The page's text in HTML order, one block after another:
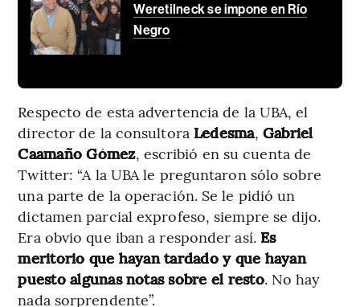
Weretilneck se impone en Río
Negro
Respecto de esta advertencia de la UBA, el
director de la consultora Ledesma, Gabriel
Caamaño Gómez, escribió en su cuenta de
Twitter: “A la UBA le preguntaron sólo sobre
una parte de la operación. Se le pidió un
dictamen parcial exprofeso, siempre se dijo.
Era obvio que iban a responder así. Es
meritorio que hayan tardado y que hayan
puesto algunas notas sobre el resto. No hay
nada sorprendente”.